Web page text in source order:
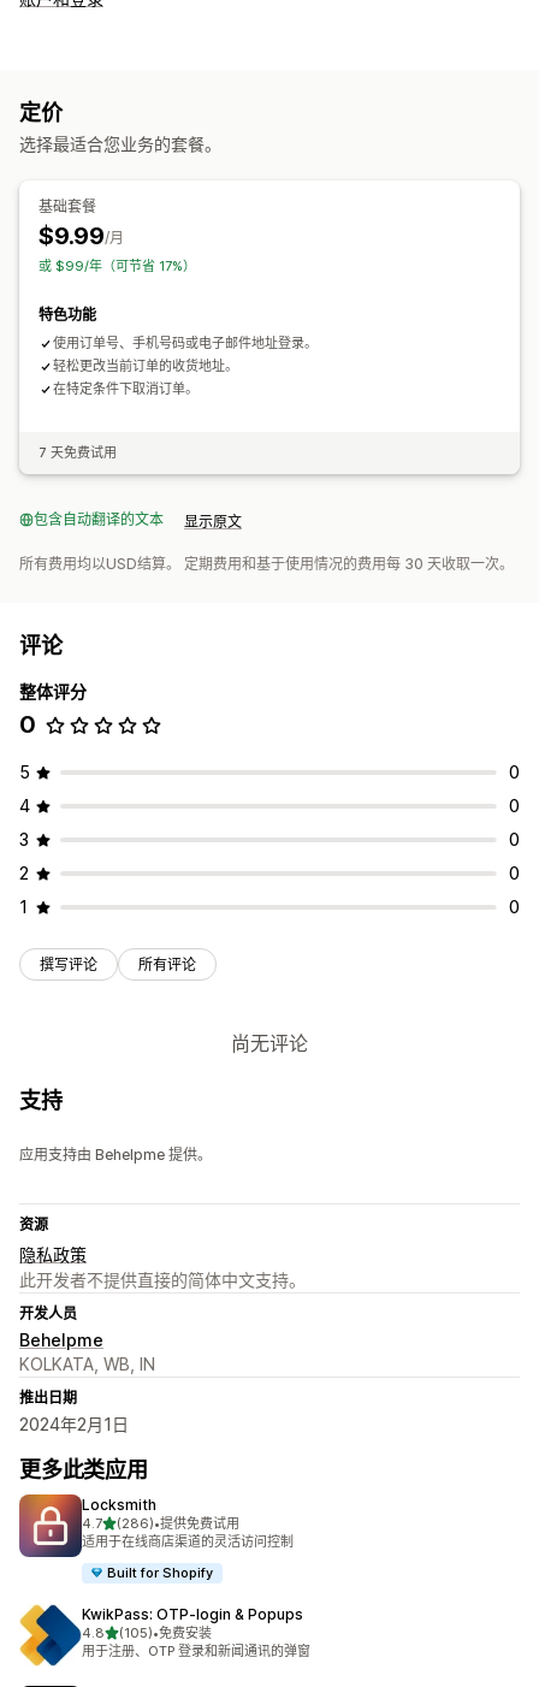
定价
选择最适合您业务的套餐。
基础套餐
$9.99/月
或 $99/年（可节省 17%）
特色功能
使用订单号、手机号码或电子邮件地址登录。
轻松更改当前订单的收货地址。
在特定条件下取消订单。
7 天免费试用
包含自动翻译的文本 显示原文
所有费用均以USD结算。 定期费用和基于使用情况的费用每 30 天收取一次。
评论
整体评分
0
5
0
4
0
3
0
2
0
1
0
撰写评论 所有评论
尚无评论
支持
应用支持由 Behelpme 提供。
资源
隐私政策
此开发者不提供直接的简体中文支持。
开发人员
Behelpme
KOLKATA, WB, IN
推出日期
2024年2月1日
更多此类应用
Locksmith
4.7星（满分 5 星）
(286)
总共 286 条评论
•提供免费试用
适用于在线商店渠道的灵活访问控制
Built for Shopify
KwikPass: OTP‑login & Popups
4.8星（满分 5 星）
(105)
总共 105 条评论
•免费安装
用于注册、OTP 登录和新闻通讯的弹窗